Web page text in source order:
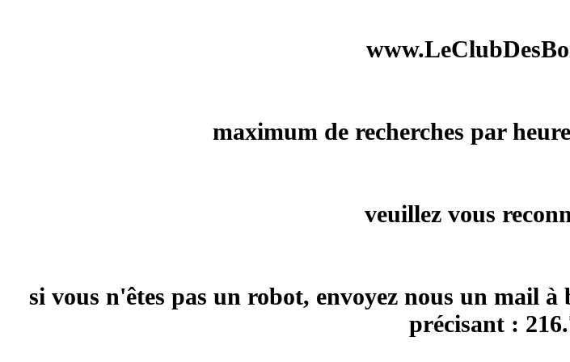
maximum de recherches par
veuillez vous
si vous n'êtes pas un robot, envoyez nous un mail
précisant :